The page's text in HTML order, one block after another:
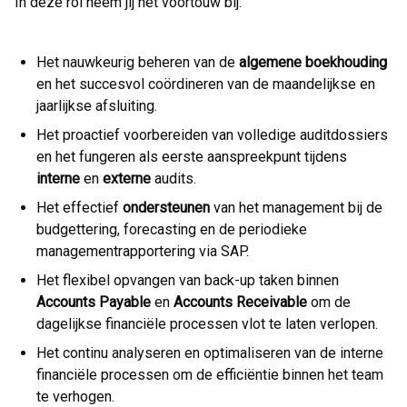
Het nauwkeurig beheren van de algemene boekhouding
en het succesvol coördineren van de maandelijkse en
jaarlijkse afsluiting.
Het proactief voorbereiden van volledige auditdossiers
en het fungeren als eerste aanspreekpunt tijdens
interne en externe audits.
Het effectief ondersteunen van het management bij de
budgettering, forecasting en de periodieke
managementrapportering via SAP.
Het flexibel opvangen van back-up taken binnen
Accounts Payable en Accounts Receivable om de
dagelijkse financiële processen vlot te laten verlopen.
Het continu analyseren en optimaliseren van de interne
financiële processen om de efficiëntie binnen het team
te verhogen.